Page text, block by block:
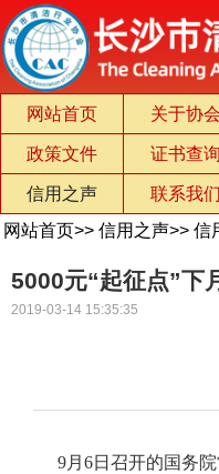
网站首页 关于协会
政策文件 证书查询
信用之声
联系我们
网站首页>> 信用之声>> 信
5000元“起征点”下
2019-03-14 15:35:35
9月6日召开的国务